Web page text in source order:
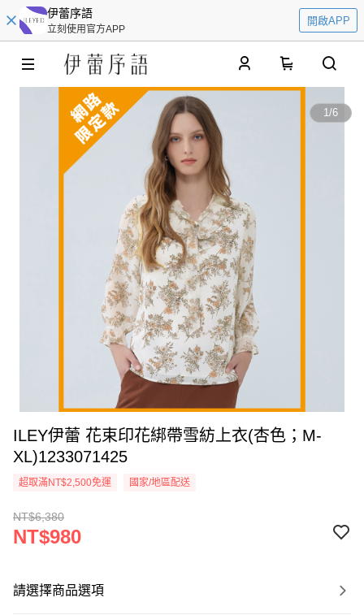
伊蕾序語
立刻使用官方APP
開啟APP
1/6
ILEY伊蕾 花束印花綁帶雪紡上衣(杏色；M-
XL)1233071425
超取滿NT$2,500免運 國家/地區配送
NT$6,380
NT$980
請選擇商品選項